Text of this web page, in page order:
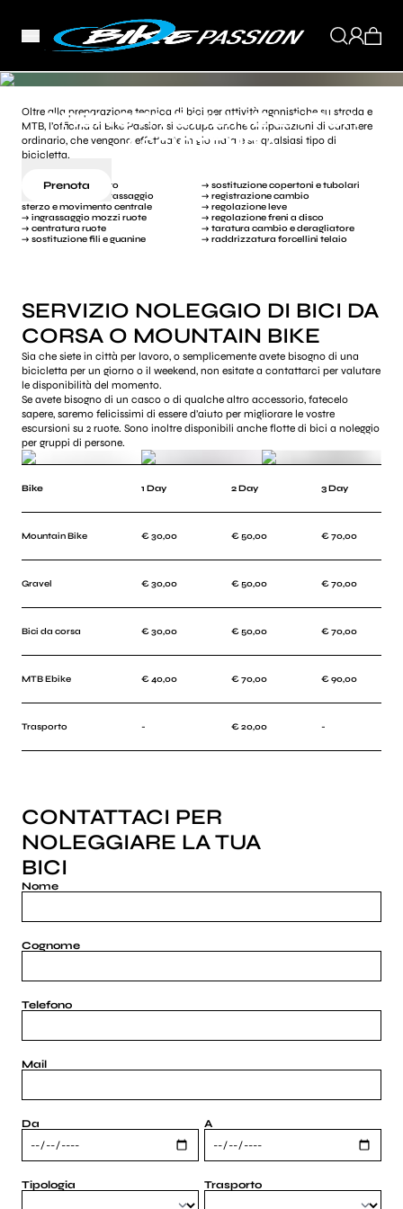
PRENOTA ONLINE LA TUA
ASSISTENZA
Prenota
Oltre alla preparazione tecnica di bici per attività agonistiche su strada e
MTB, l’officina di Bike Passion si occupa anche di riparazioni di carattere
ordinario, che vengono effettuate in giornata e su qualsiasi tipo di
bicicletta.
→ lavaggio completo
→ smontaggio e ingrassaggio
sterzo e movimento centrale
→ ingrassaggio mozzi ruote
→ centratura ruote
→ sostituzione fili e guanine
→ sostituzione copertoni e tubolari
→ registrazione cambio
→ regolazione leve
→ regolazione freni a disco
→ taratura cambio e deragliatore
→ raddrizzatura forcellini telaio
SERVIZIO NOLEGGIO DI BICI DA
CORSA O MOUNTAIN BIKE
Sia che siete in città per lavoro, o semplicemente avete bisogno di una
bicicletta per un giorno o il weekend, non esitate a contattarci per valutare
le disponibilità del momento.
Se avete bisogno di un casco o di qualche altro accessorio, fatecelo
sapere, saremo felicissimi di essere d’aiuto per migliorare le vostre
escursioni su 2 ruote. Sono inoltre disponibili anche flotte di bici a noleggio
per gruppi di persone.
Bike 1 Day 2 Day 3 Day
Mountain Bike € 30,00 € 50,00 € 70,00
Gravel € 30,00 € 50,00 € 70,00
Bici da corsa € 30,00 € 50,00 € 70,00
MTB Ebike € 40,00 € 70,00 € 90,00
Trasporto - € 20,00 -
CONTATTACI PER
NOLEGGIARE LA TUA
BICI
Nome
Cognome
Telefono
Mail
Da A
Tipologia Trasporto